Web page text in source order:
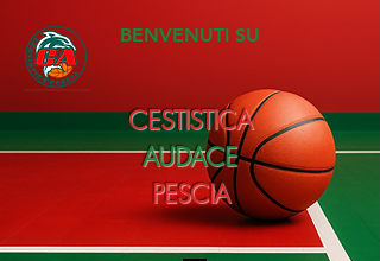
BENVENUTI SU
CESTISTICA
AUDACE
PESCIA